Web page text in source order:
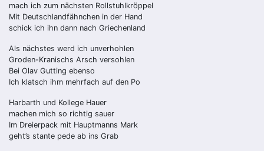
mach ich zum nächsten Rollstuhlkröppel
Mit Deutschlandfähnchen in der Hand
schick ich ihn dann nach Griechenland
Als nächstes werd ich unverhohlen
Groden-Kranischs Arsch versohlen
Bei Olav Gutting ebenso
Ich klatsch ihm mehrfach auf den Po
Harbarth und Kollege Hauer
machen mich so richtig sauer
Im Dreierpack mit Hauptmanns Mark
geht’s stante pede ab ins Grab